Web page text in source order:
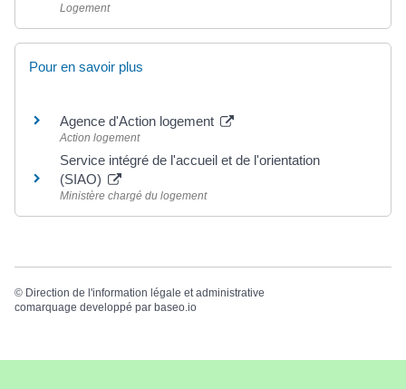
Logement
Pour en savoir plus
Agence d'Action logement
Action logement
Service intégré de l'accueil et de l'orientation
(SIAO)
Ministère chargé du logement
© Direction de l'information légale et administrative
comarquage developpé par baseo.io